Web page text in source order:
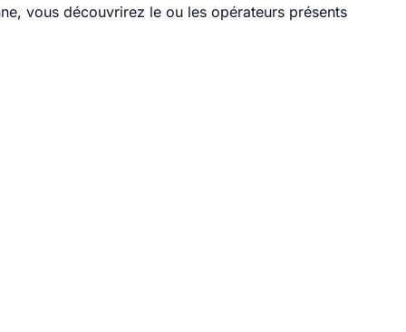
vous découvrirez le ou les opérateurs présents